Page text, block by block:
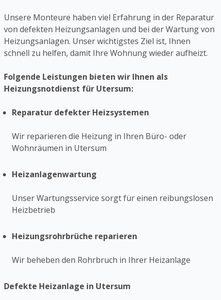
Unsere Monteure haben viel Erfahrung in der Reparatur
von defekten Heizungsanlagen und bei der Wartung von
Heizungsanlagen. Unser wichtigstes Ziel ist, Ihnen
schnell zu helfen, damit Ihre Wohnung wieder aufheizt.
Folgende Leistungen bieten wir Ihnen als
Heizungsnotdienst für Utersum:
Reparatur defekter Heizsystemen
Wir reparieren die Heizung in Ihren Büro- oder
Wohnräumen in Utersum
Heizanlagenwartung
Unser Wartungsservice sorgt für einen reibungslosen
Heizbetrieb
Heizungsrohrbrüche reparieren
Wir beheben den Rohrbruch in Ihrer Heizanlage
Defekte Heizanlage in Utersum